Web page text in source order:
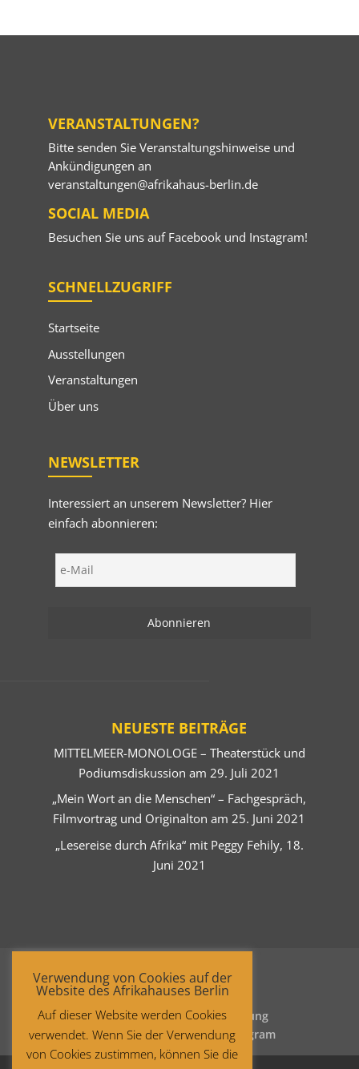
VERANSTALTUNGEN?
Bitte senden Sie Veranstaltungshinweise und
Ankündigungen an
veranstaltungen@afrikahaus-berlin.de
SOCIAL MEDIA
Besuchen Sie uns auf Facebookund Instagram!
SCHNELLZUGRIFF
Startseite
Ausstellungen
Veranstaltungen
Über uns
NEWSLETTER
Interessiert an unserem Newsletter? Hier
einfach abonnieren:
NEUESTE BEITRÄGE
MITTELMEER-MONOLOGE – Theaterstück und
Podiumsdiskussion am 29. Juli 2021
„Mein Wort an die Menschen“ – Fachgespräch,
Filmvortrag und Originalton am 25. Juni 2021
„Lesereise durch Afrika“ mit Peggy Fehily, 18.
Juni 2021
Startseite
Datenschutzerklärung
Impressum
Facebook Instagram
Verwendung von Cookies auf der
Website des Afrikahauses Berlin
Auf dieser Website werden Cookies
verwendet. Wenn Sie der Verwendung
von Cookies zustimmen, können Sie die